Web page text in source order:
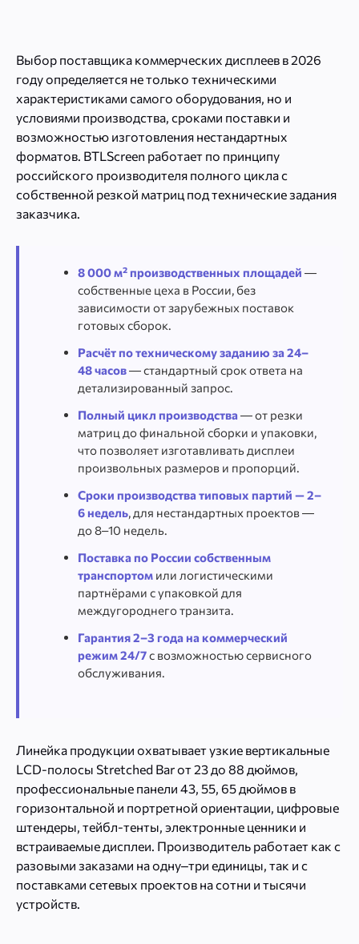
Выбор поставщика коммерческих дисплеев в 2026
году определяется не только техническими
характеристиками самого оборудования, но и
условиями производства, сроками поставки и
возможностью изготовления нестандартных
форматов. BTLScreen работает по принципу
российского производителя полного цикла с
собственной резкой матриц под технические задания
заказчика.
8 000 м² производственных площадей —
собственные цеха в России, без
зависимости от зарубежных поставок
готовых сборок.
Расчёт по техническому заданию за 24–
48 часов— стандартный срок ответа на
детализированный запрос.
Полный цикл производства — от резки
матриц до финальной сборки и упаковки,
что позволяет изготавливать дисплеи
произвольных размеров и пропорций.
Сроки производства типовых партий — 2–
6 недель, для нестандартных проектов —
до 8–10 недель.
Поставка по России собственным
транспортом или логистическими
партнёрами с упаковкой для
междугороднего транзита.
Гарантия 2–3 года на коммерческий
режим 24/7с возможностью сервисного
обслуживания.
Линейка продукции охватывает узкие вертикальные
LCD-полосы Stretched Bar от 23 до 88 дюймов,
профессиональные панели 43, 55, 65 дюймов в
горизонтальной и портретной ориентации, цифровые
штендеры, тейбл-тенты, электронные ценники и
встраиваемые дисплеи. Производитель работает как с
разовыми заказами на одну–три единицы, так и с
поставками сетевых проектов на сотни и тысячи
устройств.